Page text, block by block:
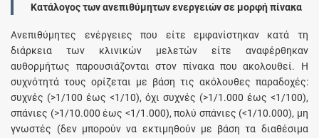
Κατάλογος των ανεπιθύμητων ενεργειών σε μορφή πίνακα
Aνεπιθύμητες ενέργειες που είτε εμφανίστηκαν κατά τη
διάρκεια των κλινικών μελετών είτε αναφέρθηκαν
αυθορμήτως παρουσιάζονται στον πίνακα που ακολουθεί. Η
συχνότητά τους ορίζεται με βάση τις ακόλουθες παραδοχές:
συχνές (>1/100 έως <1/10), όχι συχνές (>1/1.000 έως <1/100),
σπάνιες (>1/10.000 έως <1/1.000), πολύ σπάνιες (<1/10.000), μη
γνωστές (δεν μπορούν να εκτιμηθούν με βάση τα διαθέσιμα